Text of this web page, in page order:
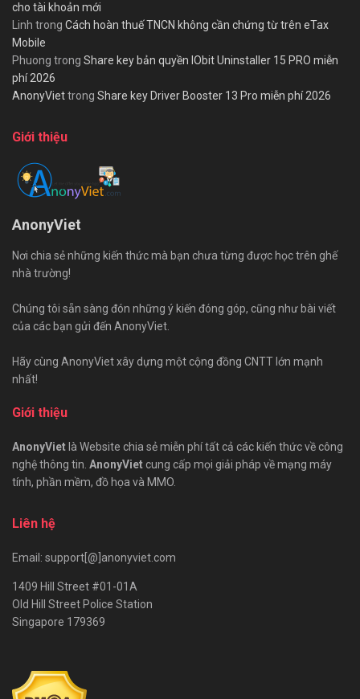
cho tài khoản mới
Linh trong Cách hoàn thuế TNCN không cần chứng từ trên eTax
Mobile
Phuong trong Share key bản quyền IObit Uninstaller 15 PRO miễn
phí 2026
AnonyViettrong Share key Driver Booster 13 Pro miễn phí 2026
Giới thiệu
AnonyViet
Nơi chia sẻ những kiến thức mà bạn chưa từng được học trên ghế
nhà trường!
Chúng tôi sẵn sàng đón những ý kiến đóng góp, cũng như bài viết
của các bạn gửi đến AnonyViet.
Hãy cùng AnonyViet xây dựng một cộng đồng CNTT lớn mạnh
nhất!
Giới thiệu
AnonyViet là Website chia sẻ miễn phí tất cả các kiến thức về công
nghệ thông tin. AnonyViet cung cấp mọi giải pháp về mạng máy
tính, phần mềm, đồ họa và MMO.
Liên hệ
Email: support[@]anonyviet.com
1409 Hill Street #01-01A
Old Hill Street Police Station
Singapore 179369